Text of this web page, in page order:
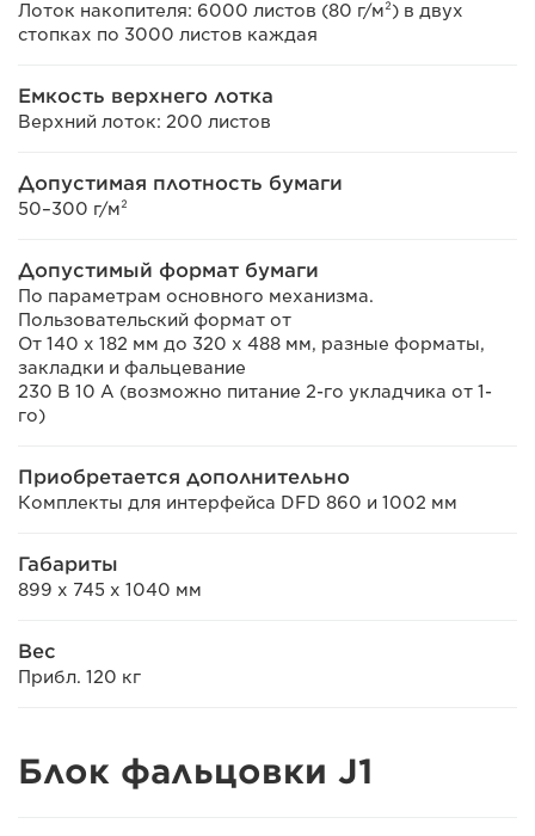
Лоток накопителя: 6000 листов (80 г/м²) в двух
стопках по 3000 листов каждая
Емкость верхнего лотка
Верхний лоток: 200 листов
Допустимая плотность бумаги
50–300 г/м²
Допустимый формат бумаги
По параметрам основного механизма.
Пользовательский формат от
От 140 x 182 мм до 320 x 488 мм, разные форматы,
закладки и фальцевание
230 В 10 А (возможно питание 2-го укладчика от 1-
го)
Приобретается дополнительно
Комплекты для интерфейса DFD 860 и 1002 мм
Габариты
899 x 745 x 1040 мм
Вес
Прибл. 120 кг
Блок фальцовки J1